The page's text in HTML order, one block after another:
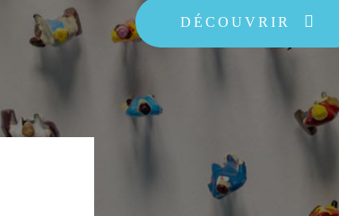
DÉCOUVRIR